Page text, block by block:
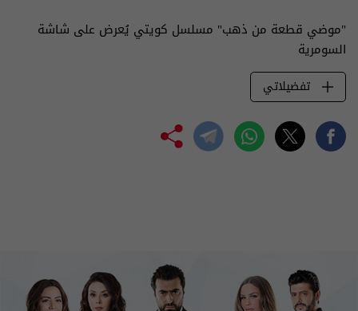
"موضي قطعة من ذهب" مسلسل كويتي يُعرض على شاشة
السومرية
تفضيلاتي